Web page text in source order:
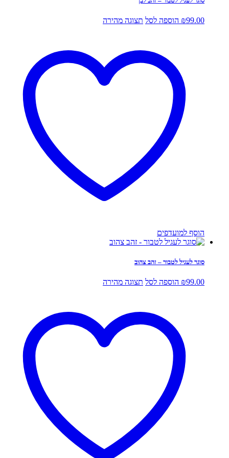
₪99.00 הוספה לסל תצוגה מהירה
הוסף למועדפים
סוגר לעגיל לטבור – זהב צהוב
₪99.00 הוספה לסל תצוגה מהירה